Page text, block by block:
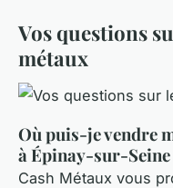
Vos questions
métaux
Où puis-je vendre
à Épinay-sur-Seine
Cash Métaux vous